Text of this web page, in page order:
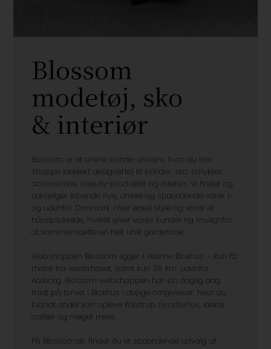
Blossom
modetøj, sko
& interiør
Blossom er et online kvinde-univers, hvor du kan
shoppe lækkert designertøj til kvinder, sko, smykker,
accessories, beauty-produkter og interiør. Vi finder og
udvælger løbende nye, unikke og spændende varer i-
og udenfor Danmark. Hver enkel style og varer er
håndplukkede, hvilket giver vores kunder rig mulighfor
Webshoppen Blossom ligger i skønne Blokhus – kun få
meter fra vesterhavet, samt kun 36 km. udenfor
Aalborg. Blossom webshoppen har sin daglig dag
midt på torvet i Blokhus i dejlige omgivelser, hvor du
blandt andet kan opleve Kalstrup Livsstilshus, lækre